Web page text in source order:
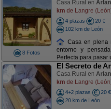
8 Fotos
Casa Rural en
km de Langre
4 plazas
20 €
102 km de León
Casa en plena
entorno y
Perfecta para pasar
El Secreto de
Casa Rural en
km de Langre
4+2 plazas
20 €
20 km de León